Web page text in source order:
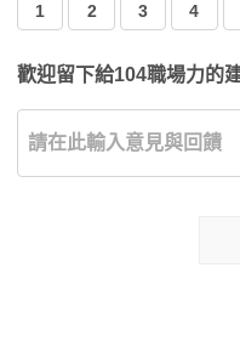
1 2 3 4
歡迎留下給104職場力的